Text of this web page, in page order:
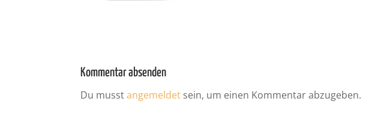
Kommentar absenden
Du musstangemeldet sein, um einen Kommentar abzugeben.